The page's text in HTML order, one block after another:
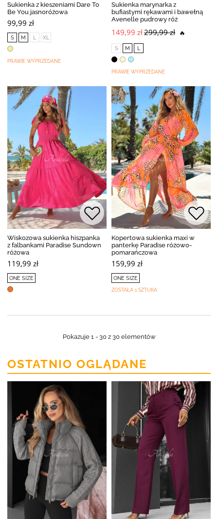
Sukienka z kieszeniami Dare To
Be You jasnoróżowa
99,99 zł
S M L XL
PRAWIE WYPRZEDANE
Sukienka marynarka z
bufiastymi rękawami i bawełną
Avenelle pudrowy róż
149,99 zł299,99 zł 🔥
S M L
PRAWIE WYPRZEDANE
Wiskozowa sukienka hiszpanka
z falbankami Paradise Sundown
różowa
119,99 zł
ONE SIZE
Kopertowa sukienka maxi w
panterkę Paradise różowo-
pomarańczowa
159,99 zł
ONE SIZE
ZOSTAŁA 1 SZTUKA
Pokazuje 1 - 30 z 30 elementów
OSTATNIO OGLĄDANE